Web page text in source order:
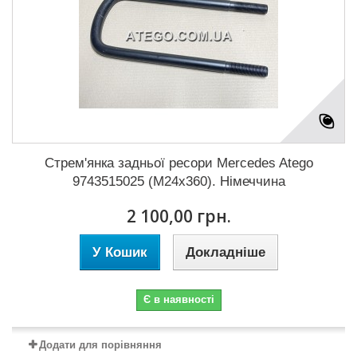
Стрем'янка задньої ресори Mercedes Atego
9743515025 (M24x360). Німеччина
2 100,00 грн.
У Кошик Докладніше
Є в наявності
Додати для порівняння